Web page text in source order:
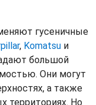
гусеничные
, Komatsu и
большой
Они могут
а также
территориях. Но